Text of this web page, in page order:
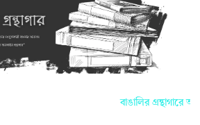
বাঙালির গ্রন্থাগারে